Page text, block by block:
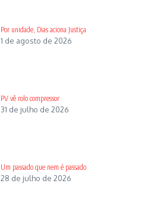
Por unidade, Dias aciona Justiça
1 de agosto de 2026
PV vê rolo compressor
31 de julho de 2026
Um passado que nem é passado
28 de julho de 2026